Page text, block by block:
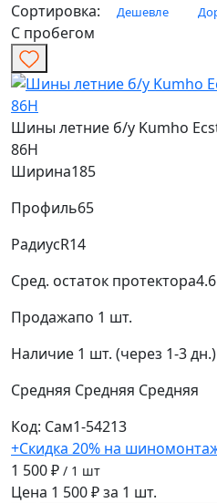
Сортировка:
Дешевле
С пробегом
Шины летние б/у Kumho
86H
Ширина185
Профиль65
РадиусR14
Сред. остаток протектора
Продажапо 1 шт.
Наличие 1 шт. (через 1-3 дн.)
Средняя Средняя Средняя
Код: Сам1-54213
+Скидка 20% на
1 500 ₽ / 1 шт
Цена 1 500 ₽ за 1 шт.